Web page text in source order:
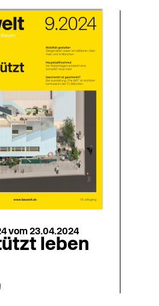
vom 23.04.2024
leben